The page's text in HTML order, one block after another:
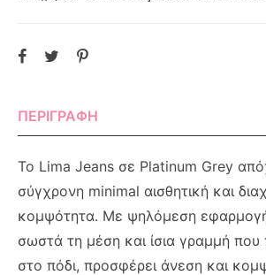
ΠΕΡΙΓΡΑΦΉ
Το Lima Jeans σε Platinum Grey
σύγχρονη minimal αισθητική και
κομψότητα. Με ψηλόμεση
σωστά τη μέση και ίσια γραμμή
στο πόδι, προσφέρει άνεση και